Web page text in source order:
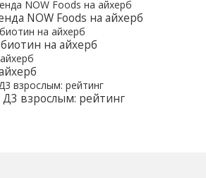
NOW Foods на айхерб
на айхерб
взрослым: рейтинг